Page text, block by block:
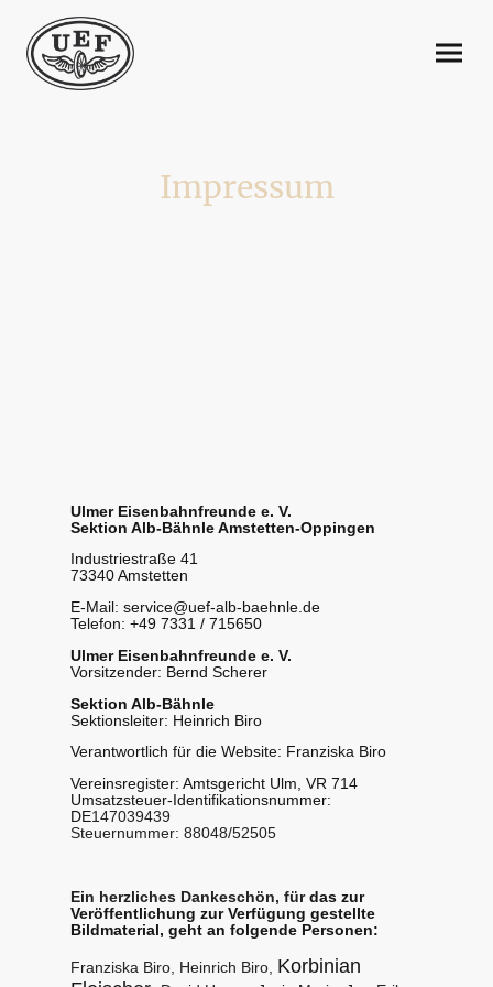
Impressum
Ulmer Eisenbahnfreunde e. V.
Sektion Alb-Bähnle Amstetten-Oppingen
Industriestraße 41
73340 Amstetten
E-Mail: service@uef-alb-baehnle.de
Telefon: +49 7331 / 715650
Ulmer Eisenbahnfreunde e. V.
Vorsitzender: Bernd Scherer
Sektion Alb-Bähnle
Sektionsleiter: Heinrich Biro
Verantwortlich für die Website: Franziska Biro
Vereinsregister: Amtsgericht Ulm, VR 714
Umsatzsteuer-Identifikationsnummer:
DE147039439
Steuernummer: 88048/52505
Ein herzliches Dankeschön, für das zur
Veröffentlichung zur Verfügung gestellte
Bildmaterial, geht an folgende Personen:
Franziska Biro, Heinrich Biro, Korbinian